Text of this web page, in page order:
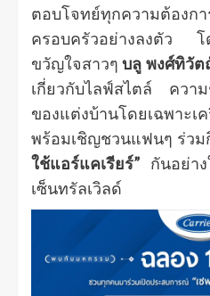
ตอบโจทย์ทุกความต้องก
ครอบครัวอย่างลงตัว โ
ขวัญใจสาวๆบลู พงศ์ทิวัต
เกี่ยวกับไลฟ์สไตล์ ควา
ของแต่งบ้านโดยเฉพาะเ
พร้อมเชิญชวนแฟนๆ ร่วม
ใช้แอร์แคเรียร์” กันอย่า
เซ็นทรัลเวิลด์